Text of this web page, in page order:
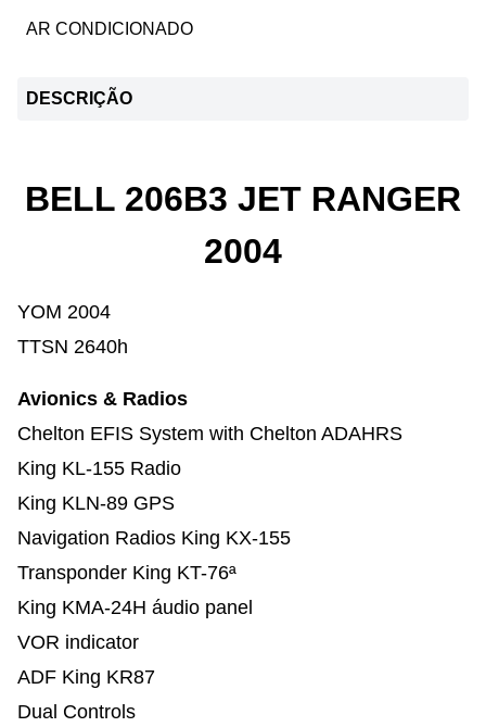
AR CONDICIONADO
DESCRIÇÃO
BELL 206B3 JET RANGER
2004
YOM 2004
TTSN 2640h
Avionics & Radios
Chelton EFIS System with Chelton ADAHRS
King KL-155 Radio
King KLN-89 GPS
Navigation Radios King KX-155
Transponder King KT-76ª
King KMA-24H áudio panel
VOR indicator
ADF King KR87
Dual Controls